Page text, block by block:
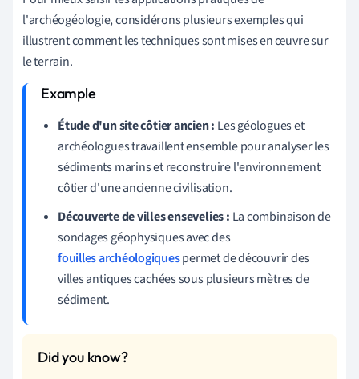
l'archéogéologie, considérons plusieurs exemples qui
illustrent comment les techniques sont mises en œuvre sur
le terrain.
Étude d'un site côtier ancien : Les géologues et
archéologues travaillent ensemble pour analyser les
sédiments marins et reconstruire l'environnement
côtier d'une ancienne civilisation.
Découverte de villes ensevelies : La combinaison de
sondages géophysiques avec des
fouilles archéologiquespermet de découvrir des
villes antiques cachées sous plusieurs mètres de
sédiment.